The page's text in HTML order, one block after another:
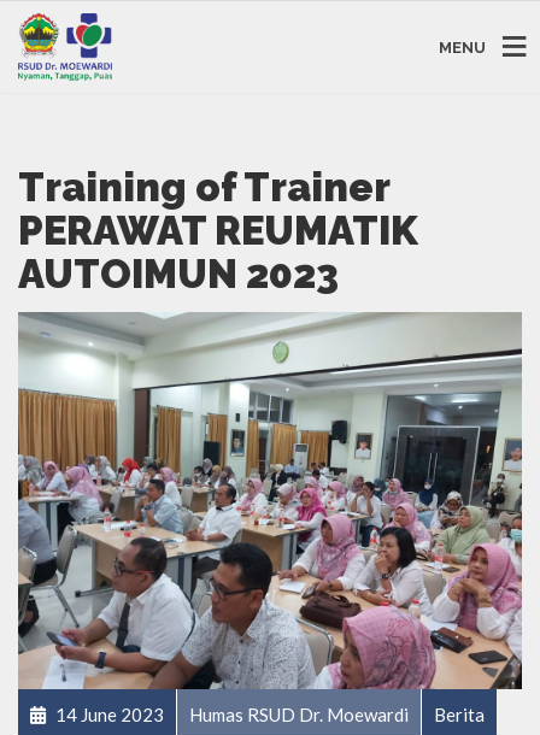
MENU
Training of Trainer
PERAWAT REUMATIK
AUTOIMUN 2023
14 June 2023 Humas RSUD Dr. Moewardi Berita